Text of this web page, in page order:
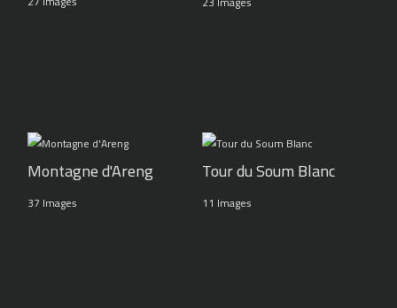
Montagne d'Areng
37 Images
Tour du Soum Blanc
11 Images